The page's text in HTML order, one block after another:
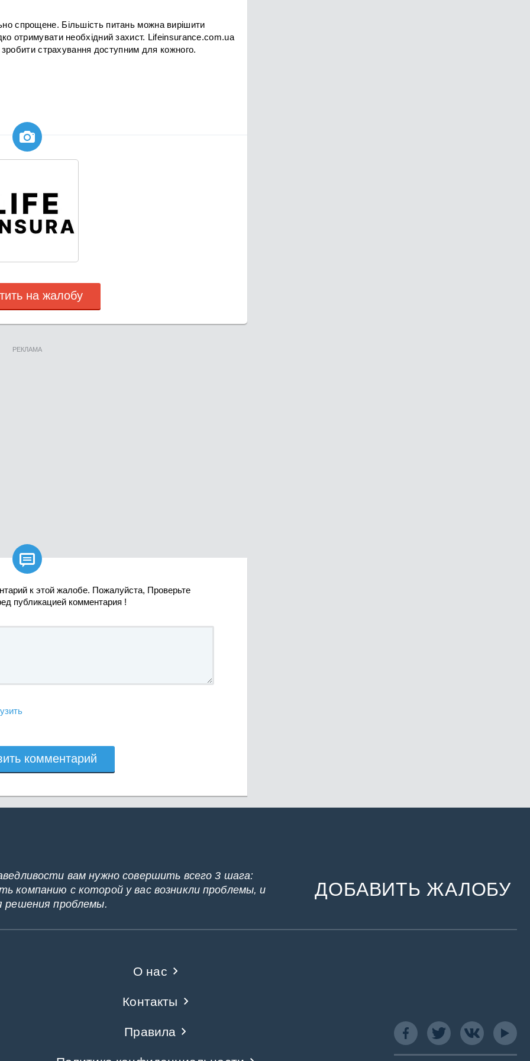
спрощене. Більшість питань можна вирішити
отримувати необхідний захист. Lifeinsurance.com.ua
зробити страхування доступним для кожного.

на жалобу
РЕКЛАМА

к этой жалобе. Пожалуйста, Проверьте
публикацией комментария !
комментарий
вам нужно совершить всего 3 шага:
компанию с которой у вас возникли проблемы, и
решения проблемы.
ДОБАВИТЬ ЖАЛОБУ
О нас
Контакты
Правила